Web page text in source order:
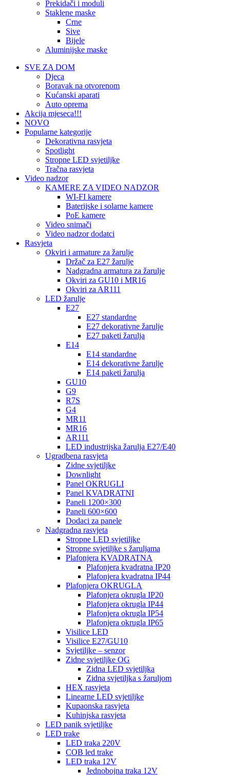
Prekidači i moduli
Staklene maske
Crne
Sive
Bijele
Aluminijske maske
SVE ZA DOM
Djeca
Boravak na otvorenom
Kućanski aparati
Auto oprema
Akcija mjeseca!!!
NOVO
Popularne kategorije
Dekorativna rasvjeta
Spotlight
Stropne LED svjetiljke
Tračna rasvjeta
Video nadzor
KAMERE ZA VIDEO NADZOR
WI-FI kamere
Baterijske i solarne kamere
PoE kamere
Video snimači
Video nadzor dodatci
Rasvjeta
Okviri i armature za žarulje
Držač za E27 žarulje
Nadgradna armatura za žarulje
Okviri za GU10 i MR16
Okviri za AR111
LED žarulje
E27
E27 standardne
E27 dekorativne žarulje
E27 paketi žarulja
E14
E14 standardne
E14 dekorativne žarulje
E14 paketi žarulja
GU10
G9
R7S
G4
MR11
MR16
AR111
LED industrijska žarulja E27/E40
Ugradbena rasvjeta
Zidne svjetiljke
Downlight
Panel OKRUGLI
Panel KVADRATNI
Paneli 1200×300
Paneli 600×600
Dodaci za panele
Nadgradna rasvjeta
Stropne LED svjetiljke
Stropne svjetiljke s žaruljama
Plafonjera KVADRATNA
Plafonjera kvadratna IP20
Plafonjera kvadratna IP44
Plafonjera OKRUGLA
Plafonjera okrugla IP20
Plafonjera okrugla IP44
Plafonjera okrugla IP54
Plafonjera okrugla IP65
Visilice LED
Visilice E27/GU10
Svjetiljke – senzor
Zidne svjetiljke OG
Zidna LED svjetiljka
Zidna svjetiljka s žaruljom
HEX rasvjeta
Linearne LED svjetiljke
Kupaonska rasvjeta
Kuhinjska rasvjeta
LED panik svjetiljke
LED trake
LED traka 220V
COB led trake
LED traka 12V
Jednobojna traka 12V